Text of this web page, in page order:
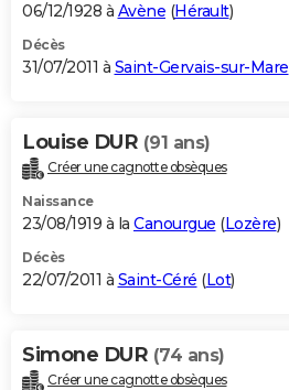
06/12/1928 à Avène (Hérault)
Décès
31/07/2011 à Saint-Gervais-sur-Mare
Louise DUR (91 ans)
Créer une cagnotte obsèques
Naissance
23/08/1919 à la Canourgue (Lozère)
Décès
22/07/2011 à Saint-Céré (Lot)
Simone DUR (74 ans)
Créer une cagnotte obsèques